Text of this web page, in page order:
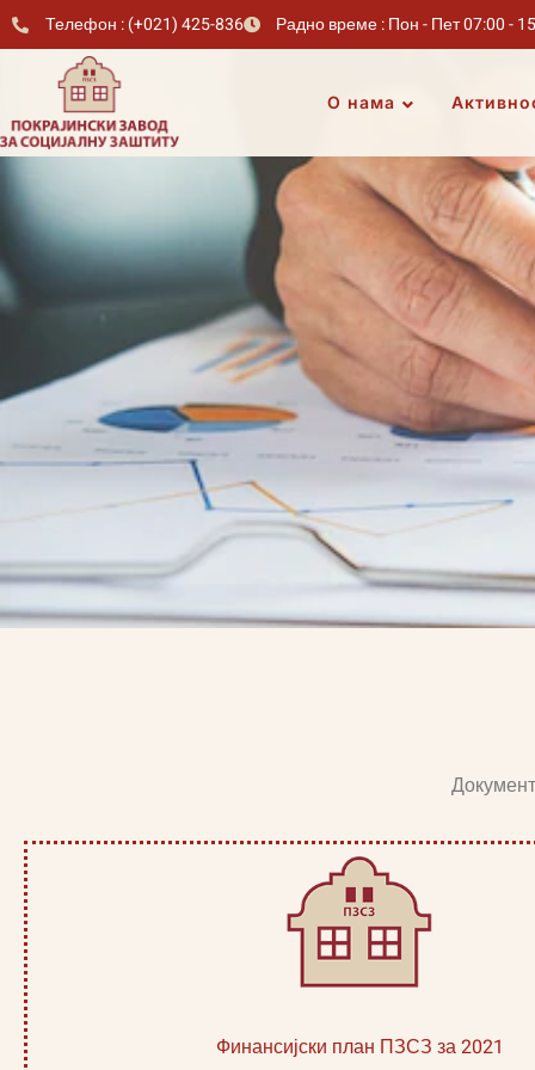
Телефон : (+021) 425-836 Радно време : Пон - Пет 07:00 -
О нама
Финансијски план ПЗСЗ за 2021